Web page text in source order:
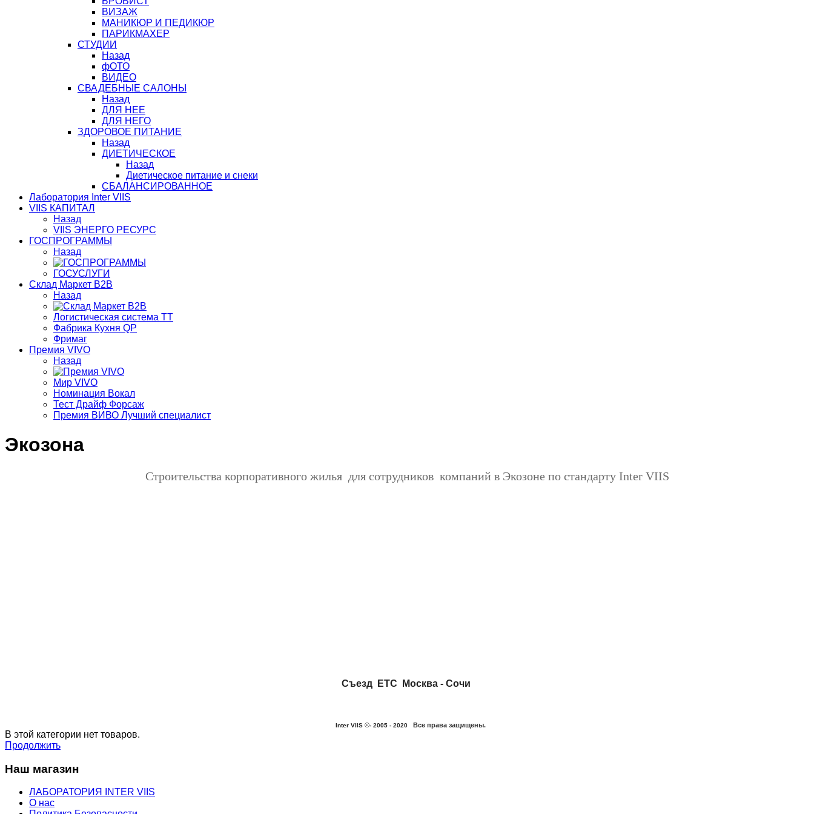
ВИЗАЖ
МАНИКЮР И ПЕДИКЮР
ПАРИКМАХЕР
СТУДИИ
Назад
фОТО
ВИДЕО
СВАДЕБНЫЕ САЛОНЫ
Назад
ДЛЯ НЕЕ
ДЛЯ НЕГО
ЗДОРОВОЕ ПИТАНИЕ
Назад
ДИЕТИЧЕСКОЕ
Назад
Диетическое питание и снеки
СБАЛАНСИРОВАННОЕ
Лаборатория Inter VIIS
VIIS КАПИТАЛ
Назад
VIIS ЭНЕРГО РЕСУРС
ГОСПРОГРАММЫ
Назад
ГОСУСЛУГИ
Склад Маркет В2В
Назад
Логистическая система ТТ
Фабрика Кухня QP
Фримаг
Премия VIVO
Назад
Мир VIVO
Номинация Вокал
Тест Драйф Форсаж
Премия ВИВО Лучший специалист
Экозона
Строительства корпоративного жилья для сотрудников компаний в Экозоне по стандарту Inter VIIS
Съезд ЕТС Москва - Сочи
Inter VIIS ©- 2005 - 2020 Все права защищены.
В этой категории нет товаров.
Продолжить
Наш магазин
ЛАБОРАТОРИЯ INTER VIIS
О нас